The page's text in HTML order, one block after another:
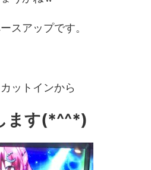
スアップです。
ットインから
ます(*^^*)